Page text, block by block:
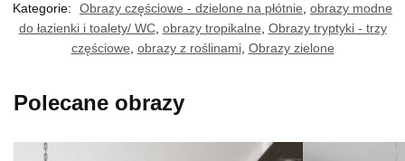
Kategorie:
Obrazy częściowe - dzielone na płótnie obrazy modne
do łazienki i toalety/ WC, obrazy tropikalne Obrazy tryptyki - trzy
częściowe obrazy z roślinami, Obrazy zielone
Polecane obrazy